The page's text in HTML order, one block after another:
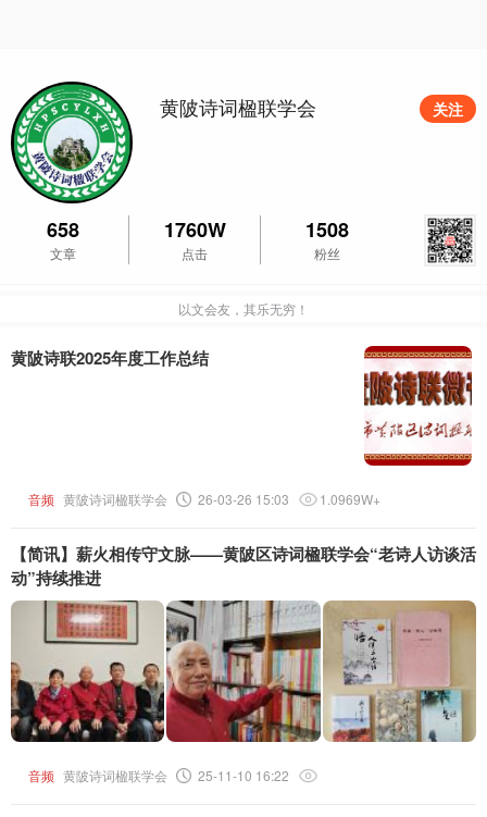
黄陂诗词楹联学会 关注
658
文章
1760W
点击
1508
粉丝
以文会友，其乐无穷！
黄陂诗联2025年度工作总结
音频 黄陂诗词楹联学会 26-03-26 15:03 1.0969W+
【简讯】薪火相传守文脉——黄陂区诗词楹联学会“老诗人访谈活
动”持续推进
音频 黄陂诗词楹联学会 25-11-10 16:22